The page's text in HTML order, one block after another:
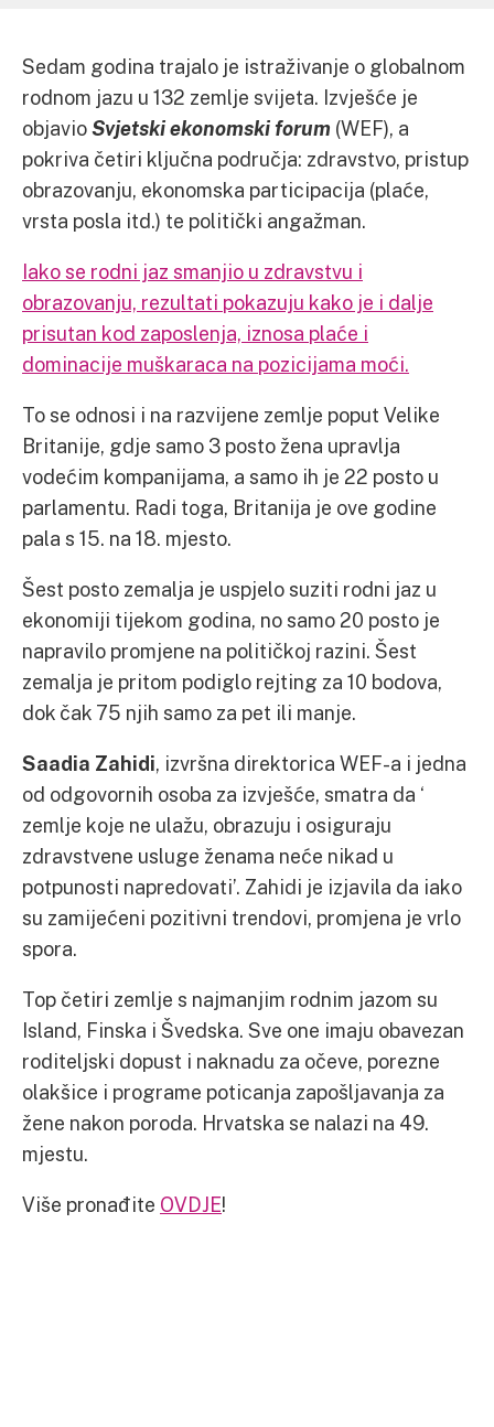
Sedam godina trajalo je istraživanje o globalnom
rodnom jazu u 132 zemlje svijeta. Izvješće je
objavioSvjetski ekonomski forum (WEF), a
pokriva četiri ključna područja: zdravstvo, pristup
obrazovanju, ekonomska participacija (plaće,
vrsta posla itd.) te politički angažman.
Iako se rodni jaz smanjio u zdravstvu i
obrazovanju, rezultati pokazuju kako je i dalje
prisutan kod zaposlenja, iznosa plaće i
dominacije muškaraca na pozicijama moći.
To se odnosi i na razvijene zemlje poput Velike
Britanije, gdje samo 3 posto žena upravlja
vodećim kompanijama, a samo ih je 22 posto u
parlamentu. Radi toga, Britanija je ove godine
pala s 15. na 18. mjesto.
Šest posto zemalja je uspjelo suziti rodni jaz u
ekonomiji tijekom godina, no samo 20 posto je
napravilo promjene na političkoj razini. Šest
zemalja je pritom podiglo rejting za 10 bodova,
dok čak 75 njih samo za pet ili manje.
Saadia Zahidi, izvršna direktorica WEF-a i jedna
od odgovornih osoba za izvješće, smatra da ‘
zemlje koje ne ulažu, obrazuju i osiguraju
zdravstvene usluge ženama neće nikad u
potpunosti napredovati’. Zahidi je izjavila da iako
su zamijećeni pozitivni trendovi, promjena je vrlo
spora.
Top četiri zemlje s najmanjim rodnim jazom su
Island, Finska i Švedska. Sve one imaju obavezan
roditeljski dopust i naknadu za očeve, porezne
olakšice i programe poticanja zapošljavanja za
žene nakon poroda. Hrvatska se nalazi na 49.
mjestu.
Više pronađite OVDJE!